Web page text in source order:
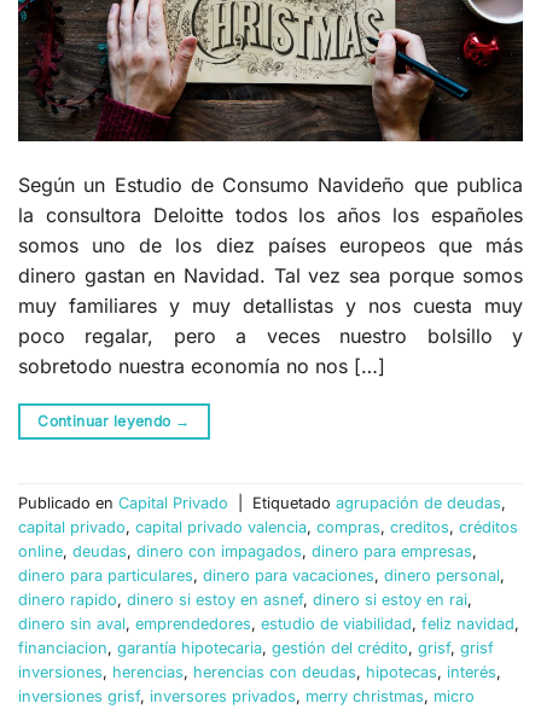
Según un Estudio de Consumo Navideño que publica
la consultora Deloitte todos los años los españoles
somos uno de los diez países europeos que más
dinero gastan en Navidad. Tal vez sea porque somos
muy familiares y muy detallistas y nos cuesta muy
poco regalar, pero a veces nuestro bolsillo y
sobretodo nuestra economía no nos […]
Continuar leyendo →
Publicado en Capital Privado Etiquetado agrupación de deudas,
capital privado, capital privado valencia, compras, creditos, créditos
online, deudas, dinero con impagados, dinero para empresas,
dinero para particulares, dinero para vacaciones, dinero personal,
dinero rapido, dinero si estoy en asnef, dinero si estoy en rai,
dinero sin aval, emprendedores, estudio de viabilidad, feliz navidad,
financiacion, garantía hipotecaria, gestión del crédito, grisf, grisf
inversiones, herencias, herencias con deudas, hipotecas, interés,
inversiones grisf, inversores privados, merry christmas, micro